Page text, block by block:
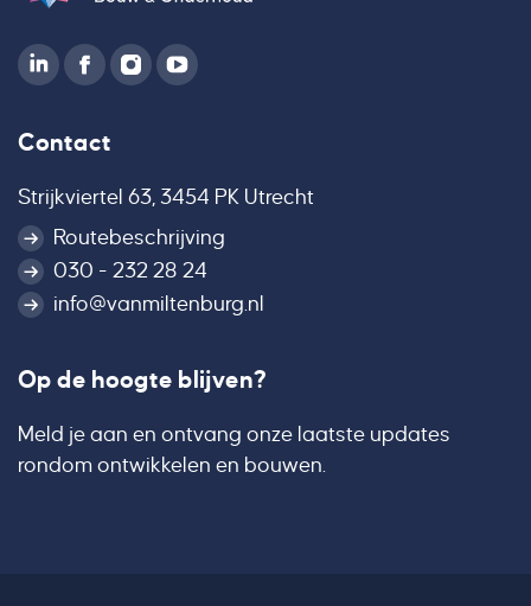
Contact
Strijkviertel 63, 3454 PK Utrecht
Routebeschrijving
030 - 232 28 24
info@vanmiltenburg.nl
Op de hoogte blijven?
Meld je aan en ontvang onze laatste updates
rondom ontwikkelen en bouwen.